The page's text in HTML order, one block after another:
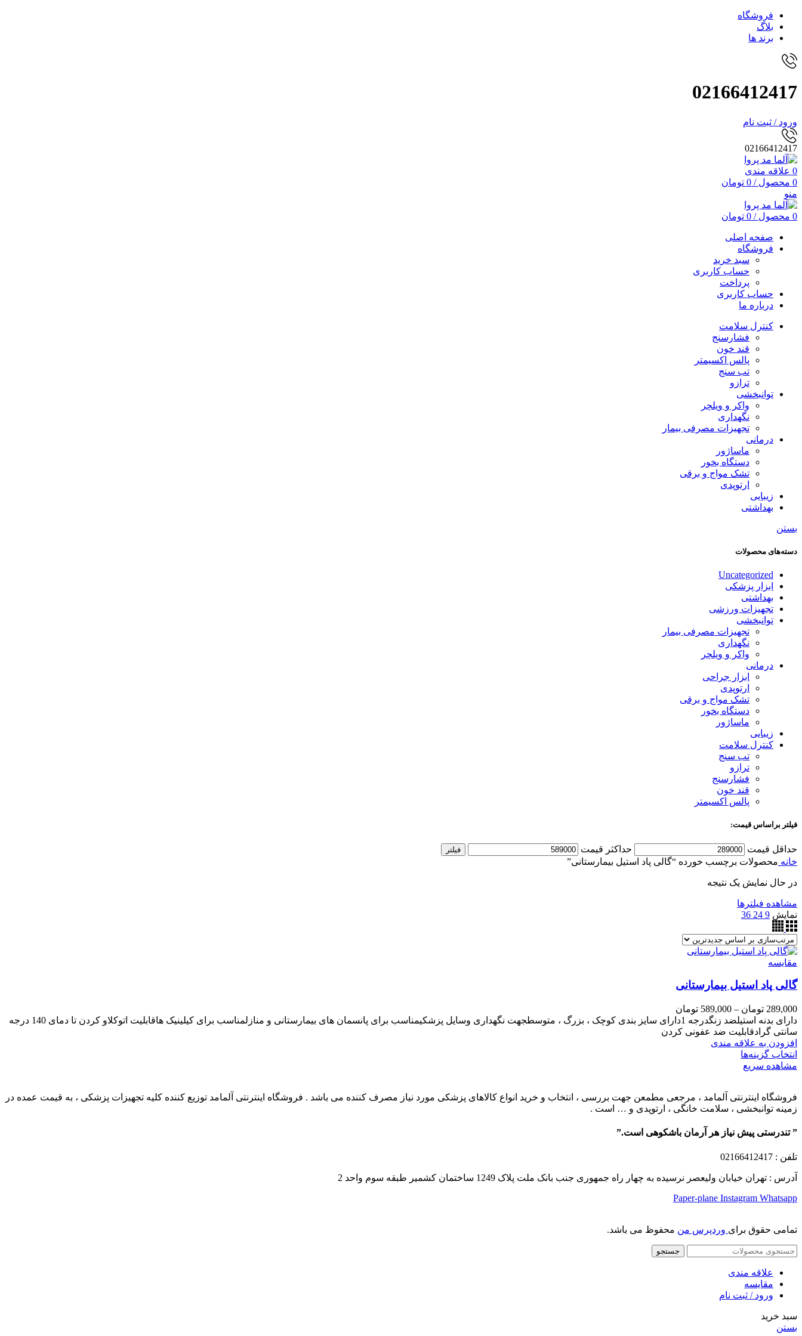
فروشگاه
بلاگ
برند ها
02166412417
ورود / ثبت نام
02166412417
0 علاقه مندی
0 محصول /
0 تومان
منو
0 محصول /
0 تومان
صفحه اصلی
فروشگاه
سبد خرید
حساب کاربری
پرداخت
حساب کاربری
درباره ما
کنترل سلامت
فشارسنج
قند خون
پالس اکسیمتر
تب سنج
ترازو
توانبخشی
واکر و ویلچر
نگهداری
تجهیزات مصرفی بیمار
درمانی
ماساژور
دستگاه بخور
تشک مواج و برقی
ارتوپدی
زیبایی
بهداشتی
بستن
دسته‌های محصولات
Uncategorized
ابزار پزشکی
بهداشتی
تجهیزات ورزشی
توانبخشی
تجهیزات مصرفی بیمار
نگهداری
واکر و ویلچر
درمانی
ابزار جراحی
ارتوپدی
تشک مواج و برقی
دستگاه بخور
ماساژور
زیبایی
کنترل سلامت
تب سنج
ترازو
فشارسنج
قند خون
پالس اکسیمتر
فیلتر براساس قیمت:
حداقل قیمت حداکثر قیمت فیلتر
خانه محصولات برچسب خورده “گالی پاد استیل بیمارستانی”
در حال نمایش یک نتیجه
مشاهده فیلترها
نمایش 9
24
36
مقایسه
گالی پاد استیل بیمارستانی
289,000 تومان –
589,000 تومان
دارای بدنه استیلضد زنگدرجه 1دارای سایز بندی کوچک ، بزرگ ، متوسطجهت نگهداری وسایل پزشکیمناسب برای پانسمان های بیمارستانی و منازلمناسب برای کیلینیک هاقابلیت اتوکلاو کردن تا دمای 140 درجه
سانتی گرادقابلیت ضد عفونی کردن
افزودن به علاقه مندی
انتخاب گزینه‌ها
مشاهده سریع
فروشگاه اینترنتی آلمامد ، مرجعی مطمعن جهت بررسی ، انتخاب و خرید انواع کالاهای پزشکی مورد نیاز مصرف کننده می باشد . فروشگاه اینترنتی آلمامد توزیع کننده کلیه تجهیزات پزشکی ، به قیمت عمده در
زمینه توانبخشی ، سلامت خانگی ، ارتوپدی و … است .
” تندرستی پیش نیاز هر آرمان باشکوهی است.”
تلفن : 02166412417
آدرس : تهران خیابان ولیعصر نرسیده به چهار راه جمهوری جنب بانک ملت پلاک 1249 ساختمان کشمیر طبقه سوم واحد 2
Paper-plane Instagram Whatsapp
تمامی حقوق برای وردپرس من محفوظ می باشد.
جستجو
علاقه مندی
مقایسه
ورود / ثبت نام
سبد خرید
بستن